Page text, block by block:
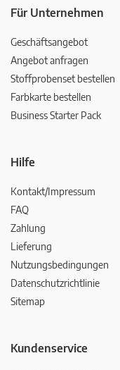
Für Unternehmen
Geschäftsangebot
Angebot anfragen
Stoffprobenset bestellen
Farbkarte bestellen
Business Starter Pack
Hilfe
Kontakt/Impressum
FAQ
Zahlung
Lieferung
Nutzungsbedingungen
Datenschutzrichtlinie
Sitemap
Kundenservice